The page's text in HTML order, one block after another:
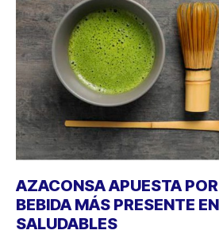
AZACONSA APUESTA
BEBIDA MÁS PRESENTE
SALUDABLES